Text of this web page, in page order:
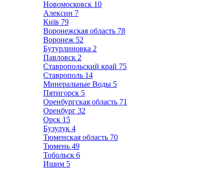
Новомосковск 10
Алексин 7
Київ 79
Воронежская область 78
Воронеж 52
Бутурлиновка 2
Павловск 2
Ставропольский край 75
Ставрополь 14
Минеральные Воды 5
Пятигорск 5
Оренбургская область 71
Оренбург 32
Орск 15
Бузулук 4
Тюменская область 70
Тюмень 49
Тобольск 6
Ишим 5